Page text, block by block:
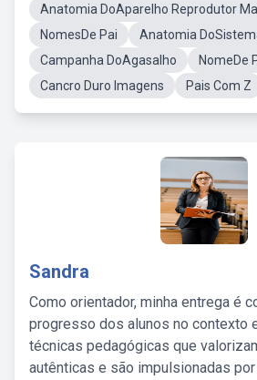
Anatomia DoAparelho Reprodutor
NomesDe Pai
Anatomia
Campanha DoAgasalho
NomeDe
Cancro Duro Imagens
Pais Com Z
Sandra
Como orientador, minha entrega é
progresso dos alunos no contexto
técnicas pedagógicas que
autênticas e são impulsionadas